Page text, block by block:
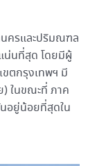
ครและปริมณฑล
น่นที่สุด โดยมีผู้
ขตกรุงเทพฯ มี
ในขณะที่ ภาค
อยู่น้อยที่สุดใน